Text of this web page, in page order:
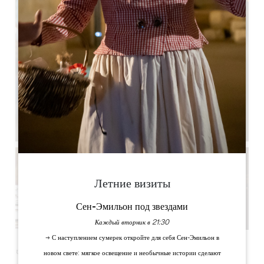
Чтобы отпраздновать или отметить какое-либо событие, мы
Летние визиты
Сен-Эмильон под звездами
Каждый вторник в 21:30
→ С наступлением сумерек откройте для себя Сен-Эмильон в
новом свете: мягкое освещение и необычные истории сделают